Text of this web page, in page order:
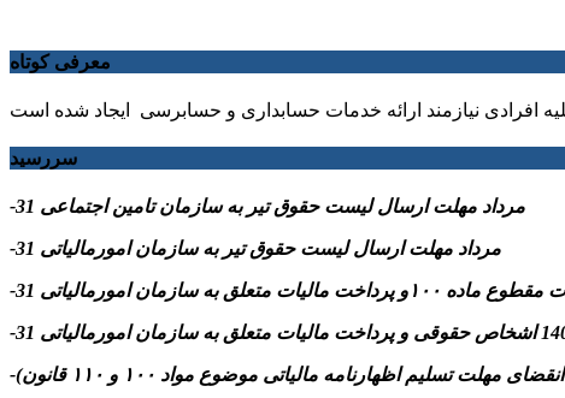
معرفی کوتاه
نیازمند ارائه خدمات حسابداری و حسابرسی ایجاد شده است
سررسید
-31 مرداد مهلت ارسال ليست حقوق تیر به سازمان تامین اجتماعی
-31 مرداد مهلت ارسال ليست حقوق تیر به سازمان امورمالیاتی